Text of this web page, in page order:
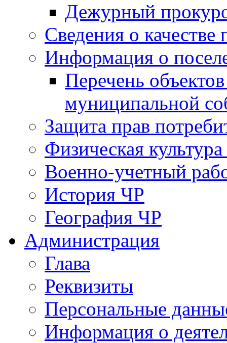
Дежурный
Сведения о качестве
Информация о
Перечень
муниципальной
Защита прав
Физическая
Военно-учетный
История ЧР
География ЧР
Администрация
Глава
Реквизиты
Персональные
Информация о